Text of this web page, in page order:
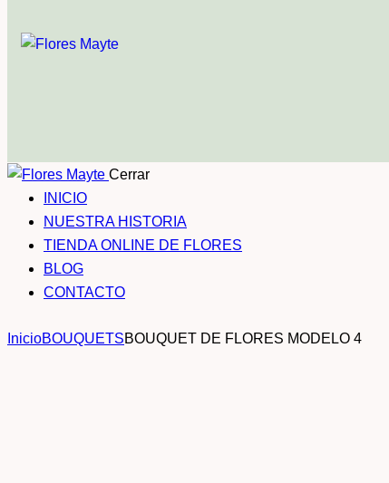
Cerrar
INICIO
NUESTRA HISTORIA
TIENDA ONLINE DE FLORES
BLOG
CONTACTO
InicioBOUQUETSBOUQUET DE FLORES MODELO 4